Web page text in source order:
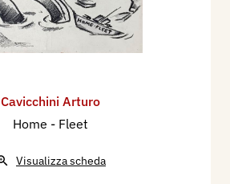
Cavicchini Arturo
Home - Fleet
Visualizza scheda